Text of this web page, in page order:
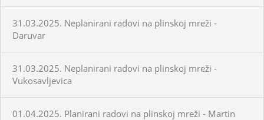
31.03.2025. Neplanirani radovi na plinskoj mreži -
Daruvar
31.03.2025. Neplanirani radovi na plinskoj mreži -
Vukosavljevica
01.04.2025. Planirani radovi na plinskoj mreži - Martin